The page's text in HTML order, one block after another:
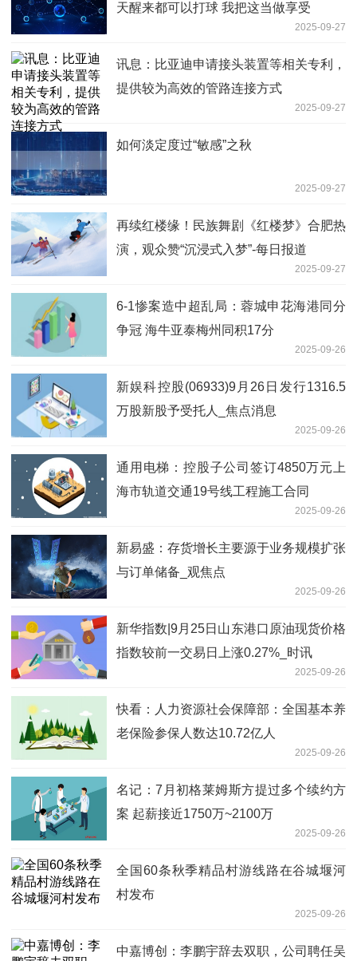
天醒来都可以打球 我把这当做享受
2025-09-27
讯息：比亚迪申请接头装置等相关专利，
提供较为高效的管路连接方式
2025-09-27
如何淡定度过“敏感”之秋
2025-09-27
再续红楼缘！民族舞剧《红楼梦》合肥热
演，观众赞“沉浸式入梦”-每日报道
2025-09-27
6-1惨案造中超乱局：蓉城申花海港同分
争冠 海牛亚泰梅州同积17分
2025-09-26
新娱科控股(06933)9月26日发行1316.5
万股新股予受托人_焦点消息
2025-09-26
通用电梯：控股子公司签订4850万元上
海市轨道交通19号线工程施工合同
2025-09-26
新易盛：存货增长主要源于业务规模扩张
与订单储备_观焦点
2025-09-26
新华指数|9月25日山东港口原油现货价格
指数较前一交易日上涨0.27%_时讯
2025-09-26
快看：人力资源社会保障部：全国基本养
老保险参保人数达10.72亿人
2025-09-26
名记：7月初格莱姆斯方提过多个续约方
案 起薪接近1750万~2100万
2025-09-26
全国60条秋季精品村游线路在谷城堰河
村发布
2025-09-26
中嘉博创：李鹏宇辞去双职，公司聘任吴